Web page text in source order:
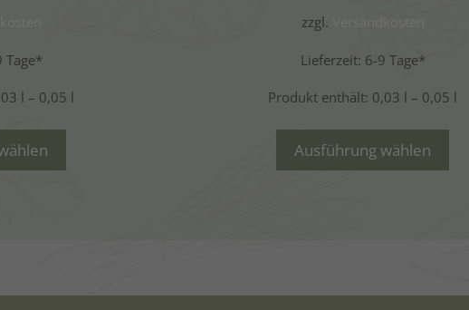
Tage*
l – 0,05 l
zzgl.
Lieferzeit: 6-9 Tage*
Produkt enthält: 0,03 l – 0,05 l
Ausführung wählen